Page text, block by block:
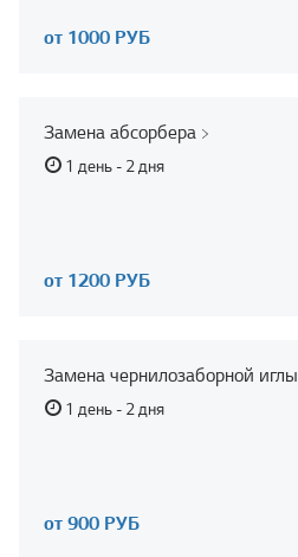
от 1000 РУБ
Замена абсорбера
1 день - 2 дня
от 1200 РУБ
Замена чернилозаборной иглы
1 день - 2 дня
от 900 РУБ